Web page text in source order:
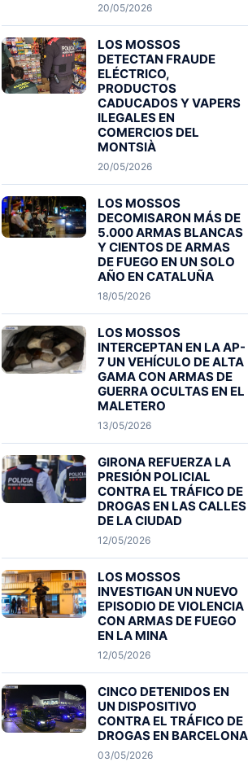
20/05/2026
LOS MOSSOS
DETECTAN FRAUDE
ELÉCTRICO,
PRODUCTOS
CADUCADOS Y VAPERS
ILEGALES EN
COMERCIOS DEL
MONTSIÀ
20/05/2026
LOS MOSSOS
DECOMISARON MÁS DE
5.000 ARMAS BLANCAS
Y CIENTOS DE ARMAS
DE FUEGO EN UN SOLO
AÑO EN CATALUÑA
18/05/2026
LOS MOSSOS
INTERCEPTAN EN LA AP-
7 UN VEHÍCULO DE ALTA
GAMA CON ARMAS DE
GUERRA OCULTAS EN EL
MALETERO
13/05/2026
GIRONA REFUERZA LA
PRESIÓN POLICIAL
CONTRA EL TRÁFICO DE
DROGAS EN LAS CALLES
DE LA CIUDAD
12/05/2026
LOS MOSSOS
INVESTIGAN UN NUEVO
EPISODIO DE VIOLENCIA
CON ARMAS DE FUEGO
EN LA MINA
12/05/2026
CINCO DETENIDOS EN
UN DISPOSITIVO
CONTRA EL TRÁFICO DE
DROGAS EN BARCELONA
03/05/2026